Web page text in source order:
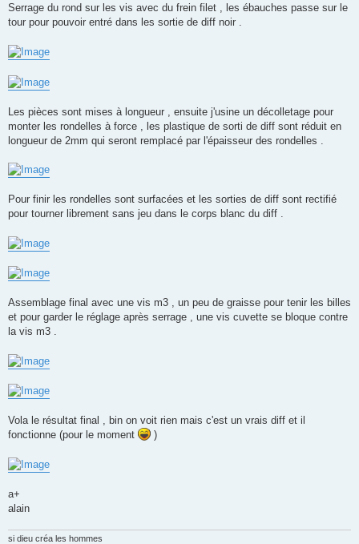
Serrage du rond sur les vis avec du frein filet , les ébauches passe sur le
tour pour pouvoir entré dans les sortie de diff noir .
Les pièces sont mises à longueur , ensuite j'usine un décolletage pour
monter les rondelles à force , les plastique de sorti de diff sont réduit en
longueur de 2mm qui seront remplacé par l'épaisseur des rondelles .
Pour finir les rondelles sont surfacées et les sorties de diff sont rectifié
pour tourner librement sans jeu dans le corps blanc du diff .
Assemblage final avec une vis m3 , un peu de graisse pour tenir les billes
et pour garder le réglage après serrage , une vis cuvette se bloque contre
la vis m3 .
Vola le résultat final , bin on voit rien mais c'est un vrais diff et il
fonctionne (pour le moment
)
a+
alain
si dieu créa les hommes